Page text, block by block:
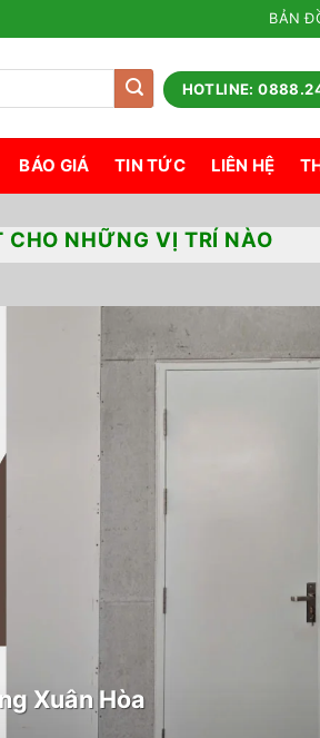
BẢN
HOTLINE:
BÁO GIÁ TIN TỨC LIÊN HỆ
NHỮNG VỊ TRÍ NÀO
Xuân Hòa